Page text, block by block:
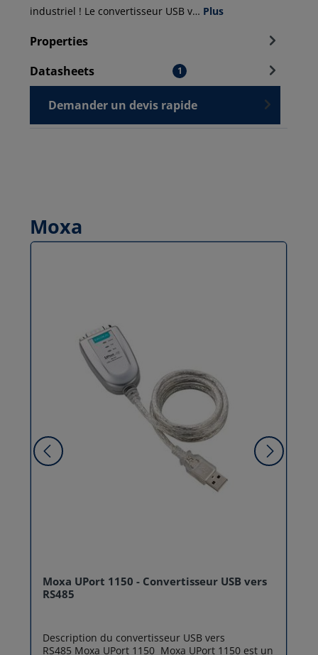
industriel ! Le convertisseur USB v… Plus
Properties
Datasheets
1
Demander un devis rapide
Moxa
Moxa UPort 1150 - Convertisseur USB vers
RS485
Description du convertisseur USB vers
RS485 Moxa UPort 1150 Moxa UPort 1150 est un